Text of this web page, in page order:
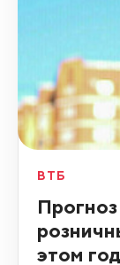
ВТБ
этом